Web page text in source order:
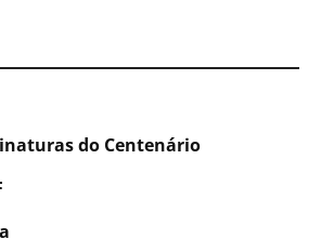
do Centenário